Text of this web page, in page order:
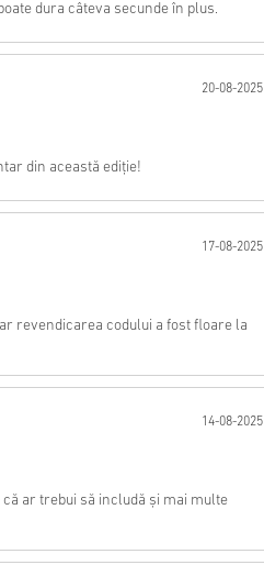
dura câteva secunde în plus.
20-08-2025
din această ediție!
17-08-2025
revendicarea codului a fost floare la
14-08-2025
ar trebui să includă și mai multe